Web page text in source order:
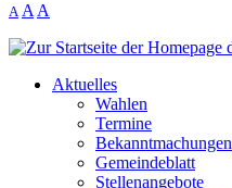
A A A
Aktuelles
Wahlen
Termine
Bekanntmachungen
Gemeindeblatt
Stellenangebote